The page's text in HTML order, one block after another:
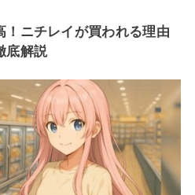
！ニチレイが買われる理由
底解説